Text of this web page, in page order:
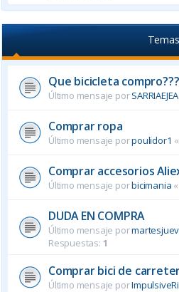
Temas
Que bicicleta compro???
Último mensaje porSARRIAEJEA
Comprar ropa
Último mensaje porpoulidor1 «
Comprar accesorios
Último mensaje porbicimania «
DUDA EN COMPRA
Último mensaje por
Respuestas: 1
Comprar bici de
Último mensaje por